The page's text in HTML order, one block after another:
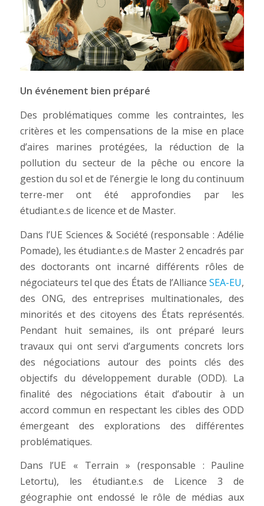
Un événement bien préparé
Des problématiques comme les contraintes, les
critères et les compensations de la mise en place
d’aires marines protégées, la réduction de la
pollution du secteur de la pêche ou encore la
gestion du sol et de l’énergie le long du continuum
terre-mer ont été approfondies par les
étudiant.e.s de licence et de Master.
Dans l’UE Sciences & Société (responsable : Adélie
Pomade), les étudiant.e.s de Master 2 encadrés par
des doctorants ont incarné différents rôles de
négociateurs tel que des États de l’AllianceSEA-EU,
des ONG, des entreprises multinationales, des
minorités et des citoyens des États représentés.
Pendant huit semaines, ils ont préparé leurs
travaux qui ont servi d’arguments concrets lors
des négociations autour des points clés des
objectifs du développement durable (ODD). La
finalité des négociations était d’aboutir à un
accord commun en respectant les cibles des ODD
émergeant des explorations des différentes
problématiques.
Dans l’UE « Terrain » (responsable : Pauline
Letortu), les étudiant.e.s de Licence 3 de
géographie ont endossé le rôle de médias aux